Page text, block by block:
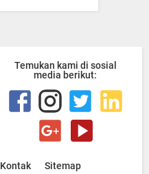
Temukan kami di sosial
media berikut:
Kontak Sitemap